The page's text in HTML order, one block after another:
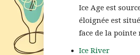
Ice Age est
éloignée est
face de la pointe
Ice River